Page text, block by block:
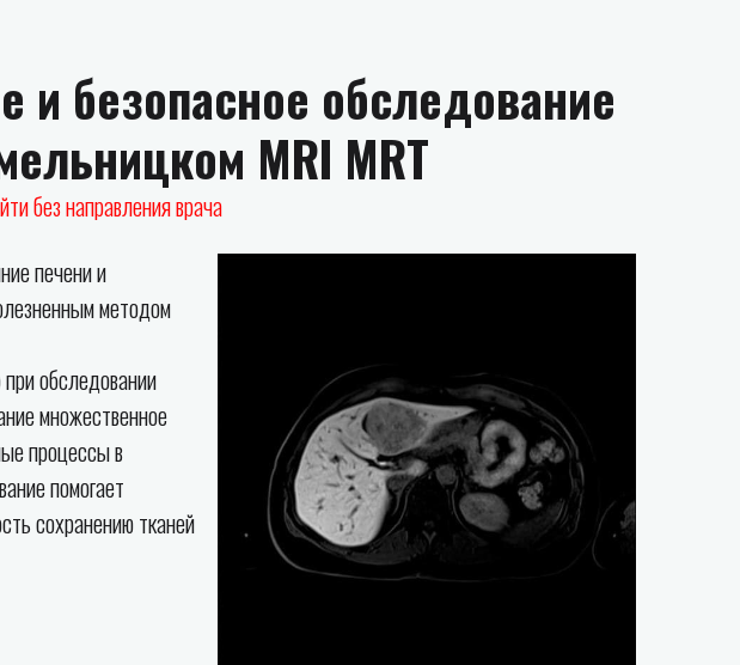
безопасное обследование
MRI MRT
без направления врача
печени и
методом
обследовании
множественное
процессы в
помогает
сохранению тканей